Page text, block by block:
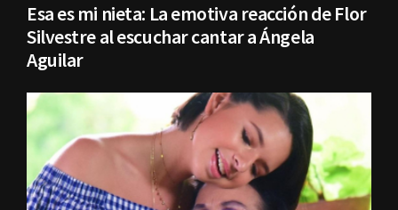
Esa es mi nieta: La emotiva reacción de Flor
Silvestre al escuchar cantar a Ángela
Aguilar